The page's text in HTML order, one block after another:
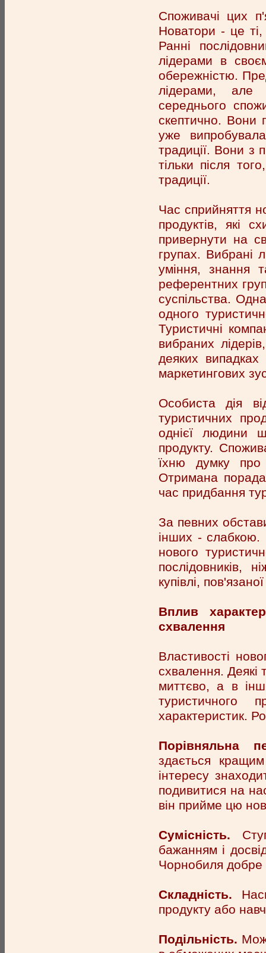
Споживачі цих
Новатори - це ті,
Ранні
лідерами в
обережністю.
лідерами, але
середнього
скептично. Вони
уже
традиції. Вони з
тільки після
традиції.
Час сприйняття
продуктів, які
привернути на
групах. Вибрані
уміння, знання
референтних
суспільства.
одного
Туристичні
вибраних
деяких
маркетингових
Особиста дія
туристичних
однієї людини
продукту.
їхню думку про
Отримана
час придбання
За певних
інших - слабкою.
нового
послідовників,
купівлі,
Вплив
схвалення
Властивості
схвалення. Деякі
миттєво, а в
туристичного
характеристик.
Порівняльна
здається
інтересу
подивитися на
він прийме цю
Сумісність.
бажанням і
Чорнобиля добре
Складність.
продукту або
Подільність.